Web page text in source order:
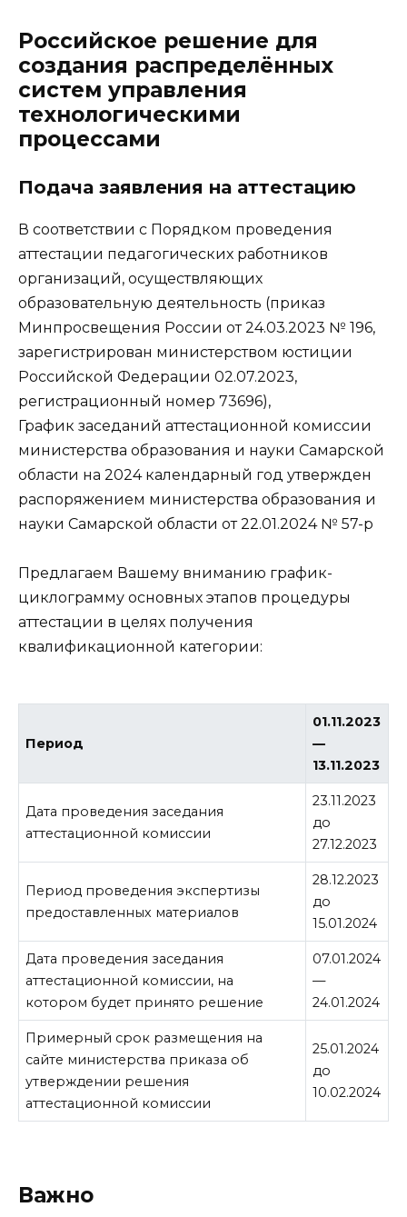
Российское решение для
создания распределённых
систем управления
технологическими
процессами
Подача заявления на аттестацию
В соответствии с Порядком проведения
аттестации педагогических работников
организаций, осуществляющих
образовательную деятельность (приказ
Минпросвещения России от 24.03.2023 № 196,
зарегистрирован министерством юстиции
Российской Федерации 02.07.2023,
регистрационный номер 73696),
График заседаний аттестационной комиссии
министерства образования и науки Самарской
области на 2024 календарный год утвержден
распоряжением министерства образования и
науки Самарской области от 22.01.2024 № 57-р
Предлагаем Вашему вниманию график-
циклограмму основных этапов процедуры
аттестации в целях получения
квалификационной категории:
Период
01.11.2023
—
13.11.2023
Дата проведения заседания
аттестационной комиссии
23.11.2023
до
27.12.2023
Период проведения экспертизы
предоставленных материалов
28.12.2023
до
15.01.2024
Дата проведения заседания
аттестационной комиссии, на
котором будет принято решение
07.01.2024
—
24.01.2024
Примерный срок размещения на
сайте министерства приказа об
утверждении решения
аттестационной комиссии
25.01.2024
до
10.02.2024
Важно